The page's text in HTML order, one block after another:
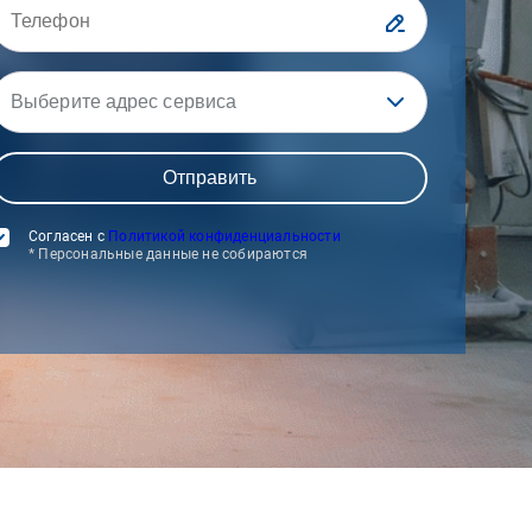
Выберите адрес сервиса
Согласен с Политикой конфиденциальности
* Персональные данные не собираются